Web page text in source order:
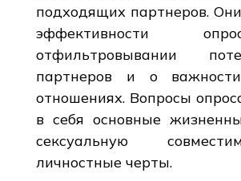
подходящих партнеров.
эффективности
отфильтровывании
партнеров и о
отношениях. Вопросы
в себя основные
сексуальную
личностные черты.